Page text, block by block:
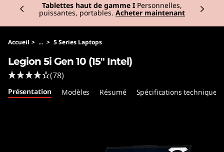
o
n
5
Tablettes haut de gamme I Personnelles,
puissantes, portables. Acheter maintenant
Accueil > ... > 5 Series Laptops
Legion 5i Gen 10 (15" Intel)
(78)
Présentation Modèles Résumé Spécifications techniques